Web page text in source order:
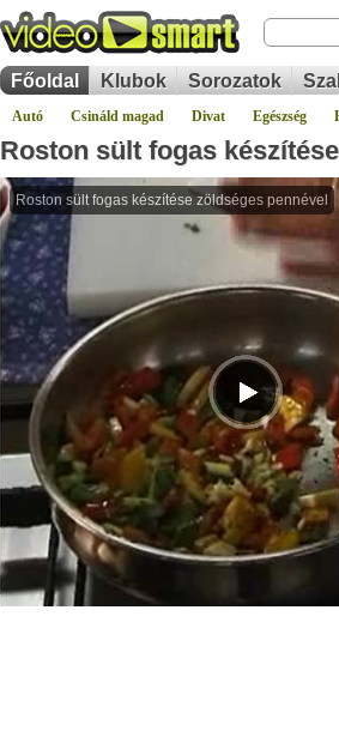
Főoldal Klubok Sorozatok
Autó Csináld magad Divat Egészség
Roston sült fogas